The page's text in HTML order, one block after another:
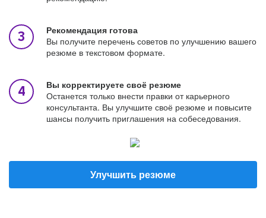
Рекомендация готова
Вы получите перечень советов по улучшению вашего
резюме в текстовом формате.
Вы корректируете своё резюме
Останется только внести правки от карьерного
консультанта. Вы улучшите своё резюме и повысите
шансы получить приглашения на собеседования.
Улучшить резюме